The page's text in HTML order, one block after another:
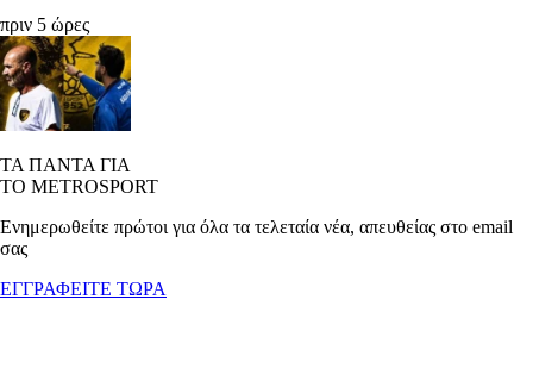
πριν 5 ώρες
ΤΑ ΠΑΝΤΑ ΓΙΑ
ΤΟ METROSPORT
Ενημερωθείτε πρώτοι για όλα τα τελεταία νέα, απευθείας στο email
σας
ΕΓΓΡΑΦΕΙΤΕ ΤΩΡΑ